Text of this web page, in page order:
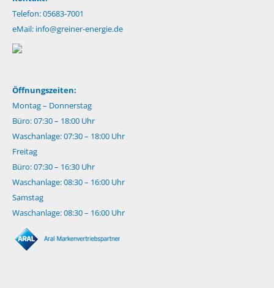
Telefon: 05683-7001
eMail: info@greiner-energie.de
Öffnungszeiten:
Montag – Donnerstag
Büro: 07:30 – 18:00 Uhr
Waschanlage: 07:30 – 18:00 Uhr
Freitag
Büro: 07:30 – 16:30 Uhr
Waschanlage: 08:30 – 16:00 Uhr
Samstag
Waschanlage: 08:30 – 16:00 Uhr